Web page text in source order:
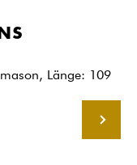
Länge: 109